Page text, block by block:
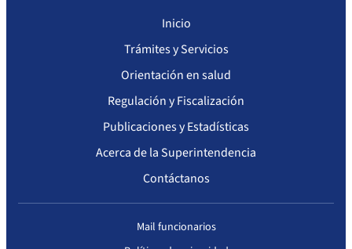
Inicio
Trámites y Servicios
Orientación en salud
Regulación y Fiscalización
Publicaciones y Estadísticas
Acerca de la Superintendencia
Contáctanos
Mail funcionarios